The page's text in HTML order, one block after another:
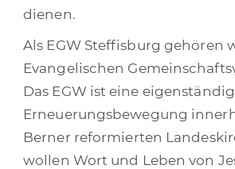
dienen.
Als EGW Steffisburg gehören
Evangelischen
Das EGW ist eine
Erneuerungsbewegung
Berner reformierten
wollen Wort und Leben von